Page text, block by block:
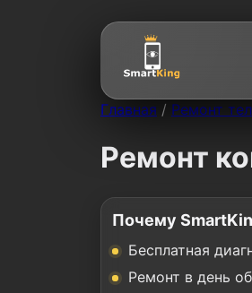
Главная / Ремонт
Ремонт
Почему
Бесплатная
Ремонт в день